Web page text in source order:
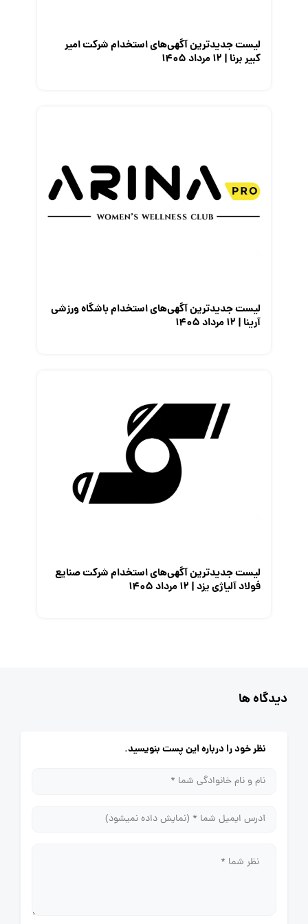
لیست جدیدترین آگهی‌های استخدام شرکت امیر
کبیر برنا | ۱۲ مرداد ۱۴۰۵
لیست جدیدترین آگهی‌های استخدام باشگاه ورزشی
آرینا | ۱۲ مرداد ۱۴۰۵
لیست جدیدترین آگهی‌های استخدام شرکت صنایع
فولاد آلیاژی یزد | ۱۲ مرداد ۱۴۰۵
دیدگاه ها
نظر خود را درباره این پست بنویسید.